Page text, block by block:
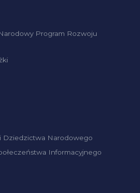
Program Rozwoju
Dziedzictwa Narodowego
Informacyjnego